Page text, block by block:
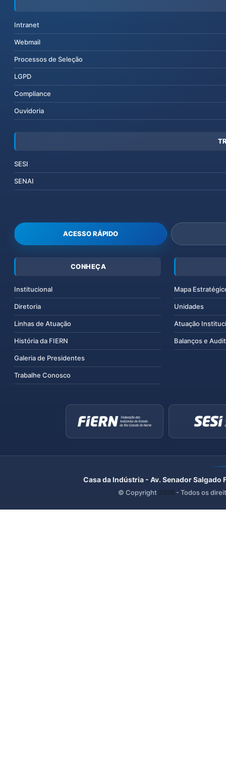
Intranet
Webmail
Processos de Seleção
LGPD
Compliance
Ouvidoria
SESI
SENAI
ACESSO RÁPIDO
CONHEÇA
Institucional
Diretoria
Linhas de Atuação
História da FIERN
Galeria de Presidentes
Trabalhe Conosco
Mapa
Unidades
Atuação
Balanços e
Casa da Indústria - Av. Senador
© Copyright 2026 - Todos os